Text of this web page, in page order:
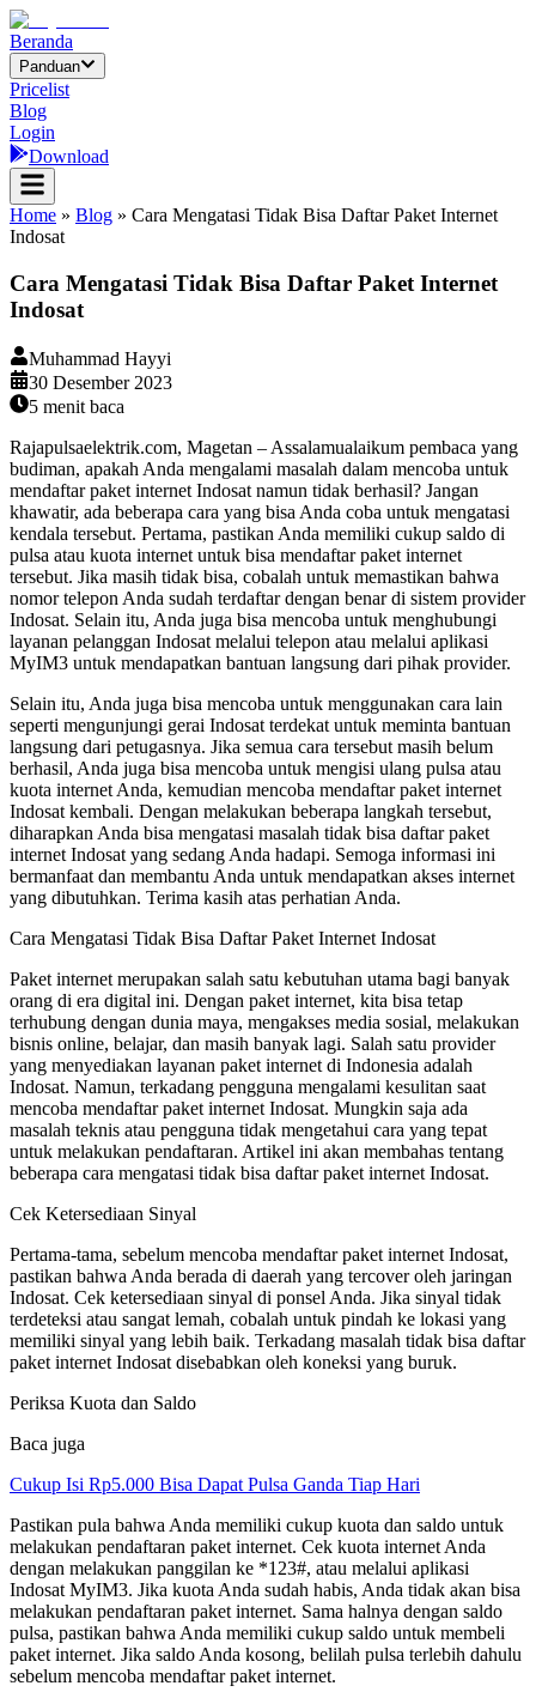
Beranda
Panduan
Pricelist
Blog
Login
Download
Home » Blog » Cara Mengatasi Tidak Bisa Daftar Paket Internet
Indosat
Cara Mengatasi Tidak Bisa Daftar Paket Internet
Indosat
Muhammad Hayyi
30 Desember 2023
5 menit baca
Rajapulsaelektrik.com, Magetan – Assalamualaikum pembaca yang
budiman, apakah Anda mengalami masalah dalam mencoba untuk
mendaftar paket internet Indosat namun tidak berhasil? Jangan
khawatir, ada beberapa cara yang bisa Anda coba untuk mengatasi
kendala tersebut. Pertama, pastikan Anda memiliki cukup saldo di
pulsa atau kuota internet untuk bisa mendaftar paket internet
tersebut. Jika masih tidak bisa, cobalah untuk memastikan bahwa
nomor telepon Anda sudah terdaftar dengan benar di sistem provider
Indosat. Selain itu, Anda juga bisa mencoba untuk menghubungi
layanan pelanggan Indosat melalui telepon atau melalui aplikasi
MyIM3 untuk mendapatkan bantuan langsung dari pihak provider.
Selain itu, Anda juga bisa mencoba untuk menggunakan cara lain
seperti mengunjungi gerai Indosat terdekat untuk meminta bantuan
langsung dari petugasnya. Jika semua cara tersebut masih belum
berhasil, Anda juga bisa mencoba untuk mengisi ulang pulsa atau
kuota internet Anda, kemudian mencoba mendaftar paket internet
Indosat kembali. Dengan melakukan beberapa langkah tersebut,
diharapkan Anda bisa mengatasi masalah tidak bisa daftar paket
internet Indosat yang sedang Anda hadapi. Semoga informasi ini
bermanfaat dan membantu Anda untuk mendapatkan akses internet
yang dibutuhkan. Terima kasih atas perhatian Anda.
Cara Mengatasi Tidak Bisa Daftar Paket Internet Indosat
Paket internet merupakan salah satu kebutuhan utama bagi banyak
orang di era digital ini. Dengan paket internet, kita bisa tetap
terhubung dengan dunia maya, mengakses media sosial, melakukan
bisnis online, belajar, dan masih banyak lagi. Salah satu provider
yang menyediakan layanan paket internet di Indonesia adalah
Indosat. Namun, terkadang pengguna mengalami kesulitan saat
mencoba mendaftar paket internet Indosat. Mungkin saja ada
masalah teknis atau pengguna tidak mengetahui cara yang tepat
untuk melakukan pendaftaran. Artikel ini akan membahas tentang
beberapa cara mengatasi tidak bisa daftar paket internet Indosat.
Cek Ketersediaan Sinyal
Pertama-tama, sebelum mencoba mendaftar paket internet Indosat,
pastikan bahwa Anda berada di daerah yang tercover oleh jaringan
Indosat. Cek ketersediaan sinyal di ponsel Anda. Jika sinyal tidak
terdeteksi atau sangat lemah, cobalah untuk pindah ke lokasi yang
memiliki sinyal yang lebih baik. Terkadang masalah tidak bisa daftar
paket internet Indosat disebabkan oleh koneksi yang buruk.
Periksa Kuota dan Saldo
Baca juga
Cukup Isi Rp5.000 Bisa Dapat Pulsa Ganda Tiap Hari
Pastikan pula bahwa Anda memiliki cukup kuota dan saldo untuk
melakukan pendaftaran paket internet. Cek kuota internet Anda
dengan melakukan panggilan ke *123#, atau melalui aplikasi
Indosat MyIM3. Jika kuota Anda sudah habis, Anda tidak akan bisa
melakukan pendaftaran paket internet. Sama halnya dengan saldo
pulsa, pastikan bahwa Anda memiliki cukup saldo untuk membeli
paket internet. Jika saldo Anda kosong, belilah pulsa terlebih dahulu
sebelum mencoba mendaftar paket internet.